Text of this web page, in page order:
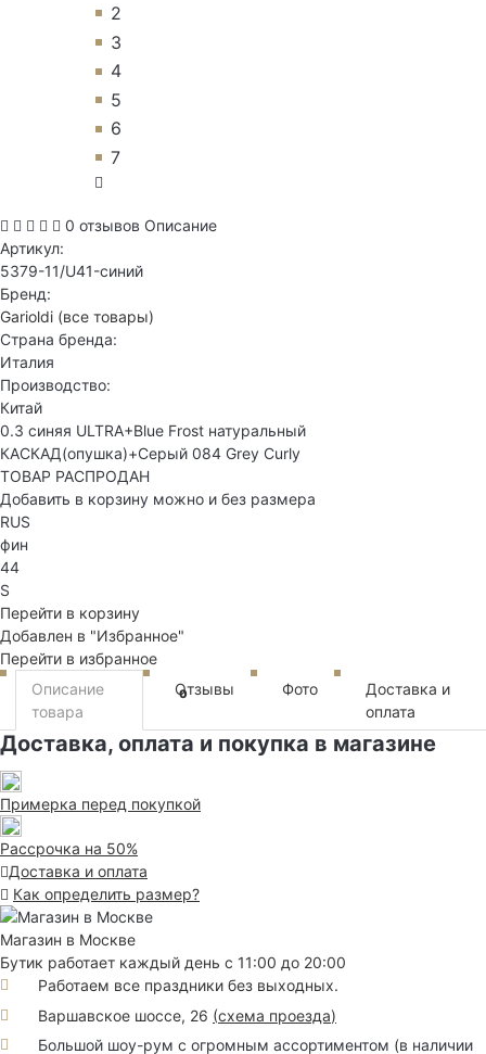
2
3
4
5
6
7
0 отзывов Описание
Артикул:
5379-11/U41-синий
Бренд:
Garioldi (все товары)
Страна бренда:
Италия
Производство:
Китай
0.3 синяя ULTRA+Blue Frost натуральный
КАСКАД(опушка)+Серый 084 Grey Curly
ТОВАР РАСПРОДАН
Добавить в корзину можно и без размера
RUS
фин
44
S
Перейти в корзину
Добавлен в "Избранное"
Перейти в избранное
Описание
товара
Отзывы
0 Фото
Доставка и
оплата
Доставка, оплата и покупка в магазине
Примерка перед покупкой
Рассрочка на 50%
Доставка и оплата
Как определить размер?
Магазин в Москве
Бутик работает каждый день с 11:00 до 20:00
Работаем все праздники без выходных.
Варшавское шоссе, 26 (схема проезда)
Большой шоу-рум с огромным ассортиментом (в наличии